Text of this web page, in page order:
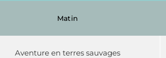
Matin
Aventure en terres sauvages